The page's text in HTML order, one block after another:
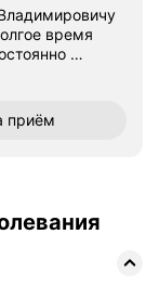
время
…
приём